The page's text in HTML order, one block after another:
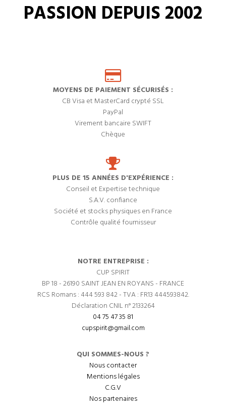
PASSION DEPUIS 2002
MOYENS DE PAIEMENT SÉCURISÉS :
CB Visa et MasterCard crypté SSL
PayPal
Virement bancaire SWIFT
Chèque
PLUS DE 15 ANNÉES D'EXPÉRIENCE :
Conseil et Expertise technique
S.A.V. confiance
Société et stocks physiques en France
Contrôle qualité fournisseur
NOTRE ENTREPRISE :
CUP SPIRIT
BP 18 - 26190 SAINT JEAN EN ROYANS - FRANCE
RCS Romans : 444 593 842 - TVA : FR13 444593842.
Déclaration CNIL n° 2133264
04 75 47 35 81
cupspirit@gmail.com
QUI SOMMES-NOUS ?
Nous contacter
Mentions légales
C.G.V
Nos partenaires